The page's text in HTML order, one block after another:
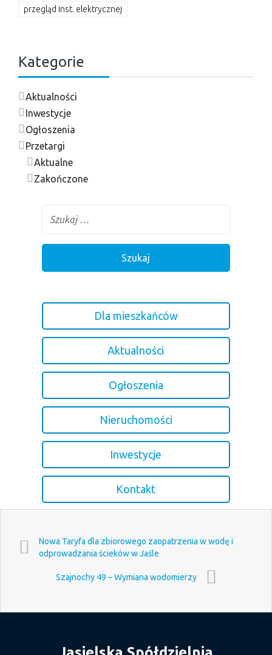
przegląd inst. elektrycznej
Kategorie
Aktualności
Inwestycje
Ogłoszenia
Przetargi
Aktualne
Zakończone
Dla mieszkańców
Aktualności
Ogłoszenia
Nieruchomości
Inwestycje
Kontakt
Nowa Taryfa dla zbiorowego zaopatrzenia w wodę i
odprowadzania ścieków w Jaśle
Szajnochy 49 – Wymiana wodomierzy